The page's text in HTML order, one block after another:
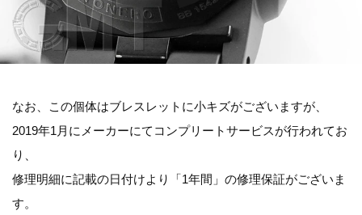
なお、この個体はブレスレットに小キズがございますが、
2019年1月にメーカーにてコンプリートサービスが行われてお
り、
修理明細に記載の日付けより「1年間」の修理保証がございま
す。